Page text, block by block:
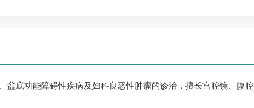
盆底功能障碍性疾病及妇科良恶性肿瘤的诊治，擅长宫腔镜、腹腔